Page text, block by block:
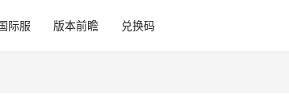
际服 版本前瞻 兑换码